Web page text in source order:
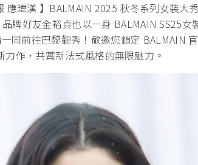
應瑋漢 】BALMAIN 2025 秋冬系列女裝大
牌好友金裕貞也以一身 BALMAIN SS25女
同前往巴黎觀秀！敬邀您鎖定 BALMAIN
作，共賞新法式風格的無限魅力。